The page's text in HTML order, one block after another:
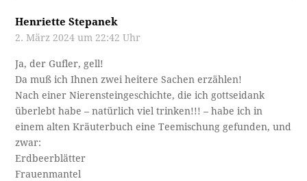
Henriette Stepanek
2. März 2024 um 22:42 Uhr
Ja, der Gufler, gell!
Da muß ich Ihnen zwei heitere Sachen erzählen!
Nach einer Nierensteingeschichte, die ich gottseidank
überlebt habe – natürlich viel trinken!!! – habe ich in
einem alten Kräuterbuch eine Teemischung gefunden, und
zwar:
Erdbeerblätter
Frauenmantel